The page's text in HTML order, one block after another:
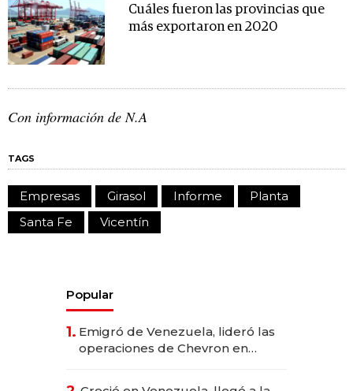
Cuáles fueron las provincias que
más exportaron en 2020
Con información de N.A
TAGS
Empresas Girasol Informe
Planta
Santa Fe
Vicentín
Popular
1. Emigró de Venezuela, lideró las
operaciones de Chevron en